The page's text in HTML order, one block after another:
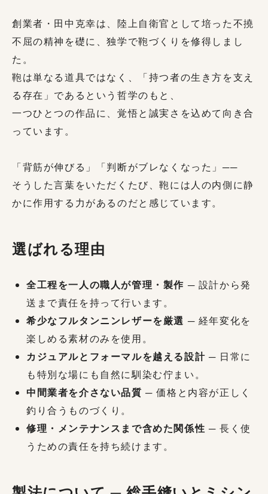
創業者・田中克幸は、陸上自衛官として培った不撓
不屈の精神を礎に、独学で鞄づくりを修得しまし
た。
鞄は単なる道具ではなく、「持つ者の生き方を支え
る存在」であるという哲学のもと、
一つひとつの作品に、覚悟と誠実さを込めて向き合
っています。
「背筋が伸びる」「判断がブレなくなった」──
そうした言葉をいただくたび、鞄には人の内側に静
かに作用する力があるのだと感じています。
選ばれる理由
全工程を一人の職人が管理・製作 ─ 設計から発
送まで責任を持って行います。
希少なフルタンニンレザーを厳選 ─ 経年変化を
楽しめる素材のみを使用。
カジュアルとフォーマルを越える設計 ─ 日常に
も特別な場にも自然に馴染む佇まい。
中間業者を介さない品質 ─ 価格と内容が正しく
釣り合うものづくり。
修理・メンテナンスまで含めた関係性 ─ 長く使
うための責任を持ち続けます。